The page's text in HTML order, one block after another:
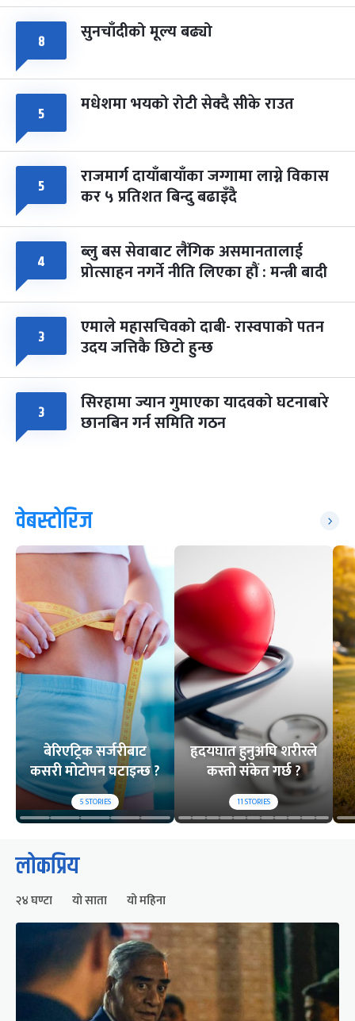
८ सुनचाँदीको मूल्य बढ्यो
५ मधेशमा भयको रोटी सेक्दै सीके राउत
५ राजमार्ग दायाँबायाँका जग्गामा लाग्ने विकास
कर ५ प्रतिशत बिन्दु बढाइँदै
४ ब्लु बस सेवाबाट लैंगिक असमानतालाई
प्रोत्साहन नगर्ने नीति लिएका हौं : मन्त्री बादी
३ एमाले महासचिवको दाबी- रास्वपाको पतन
उदय जत्तिकै छिटो हुन्छ
३ सिरहामा ज्यान गुमाएका यादवको घटनाबारे
छानबिन गर्न समिति गठन
वेबस्टोरिज
बेरिएट्रिक सर्जरीबाट
कसरी मोटोपन घटाइन्छ ?
5STORIES
हृदयघात हुनुअघि शरीरले
कस्तो संकेत गर्छ ?
11STORIES
लोकप्रिय
२४ घण्टा यो साता यो महिना